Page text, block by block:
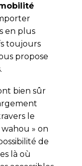
en plus
toujours
propose
bien sûr
le
» on
de
là où